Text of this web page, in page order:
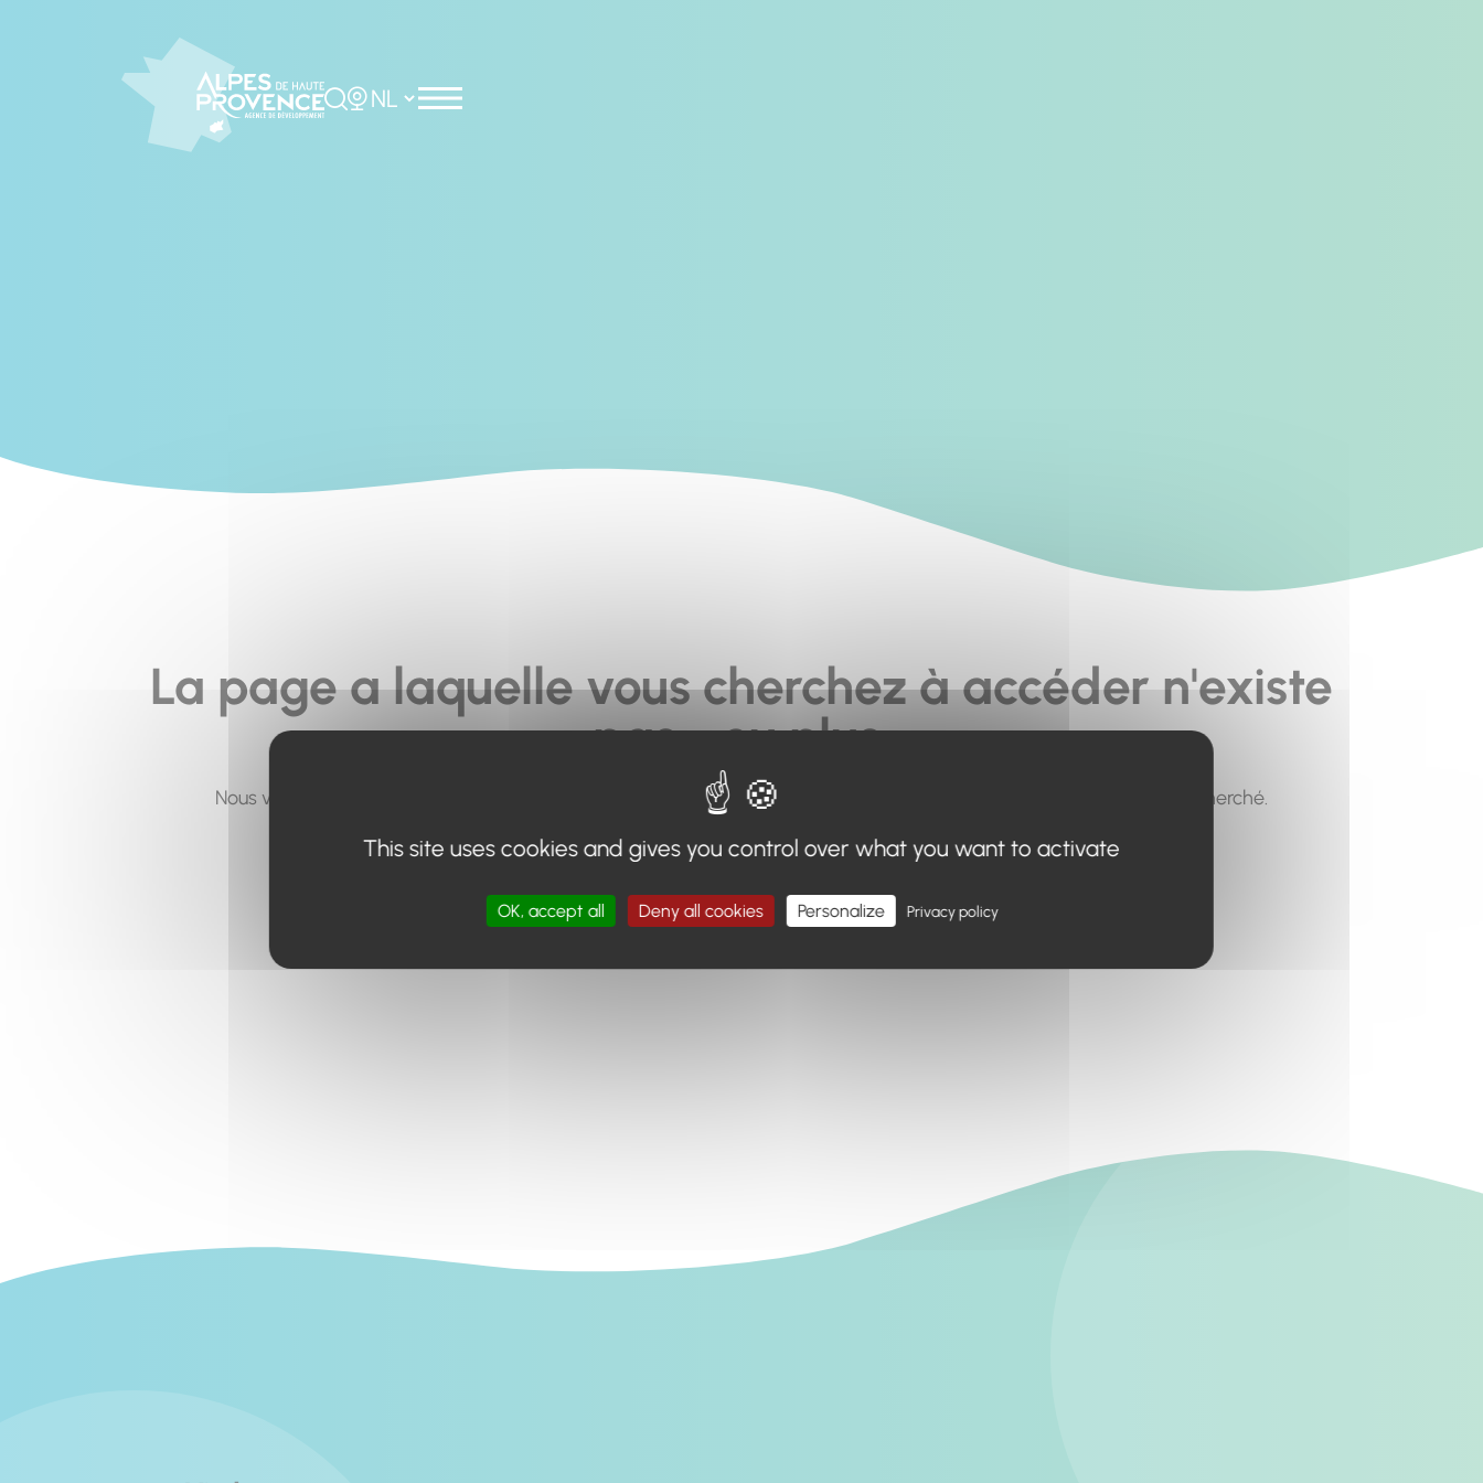
Rechercher
Choisir la langue
La page a laquelle vous cherchez à accéder n'existe
pas... ou plus.
Nous vous invitons à utiliser le moteur de recherche en haut de page, ou à utiliser le menu pour trouver le contenu recherché.
Retour à l'accueil
This site uses cookies and gives you control over what you want to activate
OK, accept all Deny all cookies Personalize Privacy policy